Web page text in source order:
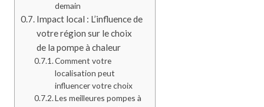
demain
Impact local : L’influence de
votre région sur le choix
de la pompe à chaleur
Comment votre
localisation peut
influencer votre choix
Les meilleures pompes à